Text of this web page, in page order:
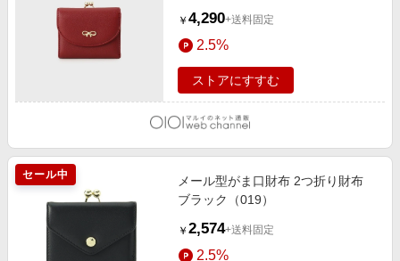
￥ 4,290+送料固定
2.5%
ストアにすすむ
セール中
メール型がま口財布 2つ折り財布
ブラック（019）
￥ 2,574+送料固定
2.5%